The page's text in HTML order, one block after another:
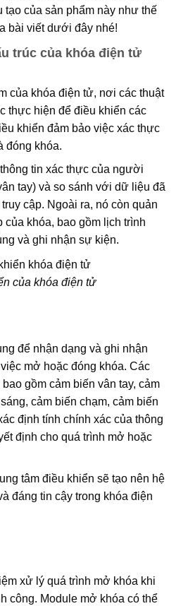
của sản phẩm này như thế
bài viết dưới đây nhé!
trúc của khóa điện tử
của khóa điện tử, nơi các thuật
thực hiện để điều khiển các
khiển đảm bảo việc xác thực
đóng khóa.
tin xác thực của người
tay) và so sánh với dữ liệu đã
cập. Ngoài ra, nó còn quản
của khóa, bao gồm lịch trình
và ghi nhận sự kiện.
của khóa điện tử
để nhận dạng và ghi nhận
mở hoặc đóng khóa. Các
gồm cảm biến vân tay, cảm
cảm biến chạm, cảm biến
định tính chính xác của thông
định cho quá trình mở hoặc
tâm điều khiển sẽ tạo nên hệ
đáng tin cậy trong khóa điện
xử lý quá trình mở khóa khi
công. Module mở khóa có thể